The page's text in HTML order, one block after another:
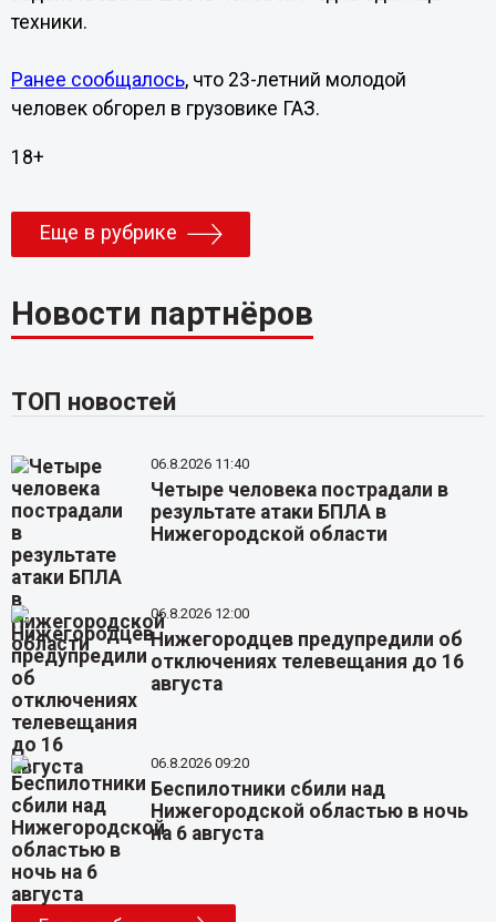
техники.
Ранее сообщалось, что 23-летний молодой
человек обгорел в грузовике ГАЗ.
18+
Еще в рубрике
Новости партнёров
ТОП новостей
06.8.2026 11:40
Четыре человека пострадали в
результате атаки БПЛА в
Нижегородской области
06.8.2026 12:00
Нижегородцев предупредили об
отключениях телевещания до 16
августа
06.8.2026 09:20
Беспилотники сбили над
Нижегородской областью в ночь
на 6 августа